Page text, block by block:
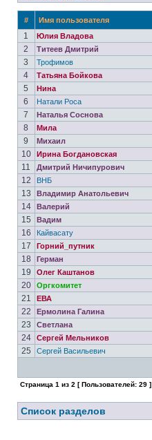
# Имя пользователя
1 Юлия Владова
2
Титеев Дмитрий
3
Трофимов
4
Татьяна Бойкова
5
Нина
6
Натали Роса
7
Наталья Соснова
8
Мила
9
Михаил
10
Ирина Богдановская
11
Дмитрий Ничипурович
12
ВНБ
13
Владимир Анатольевич
14
Валерий
15
Вадим
16
Кайвасату
17
Горний_путник
18
Герман
19
Олег Каштанов
20
Оргкомитет
21
ЕВА
22
Ермолина Галина
23
Светлана
24
Сергей Мельников
25
Сергей Васильевич
Страница 1 из 2 [ Пользователей: 29 ]
Список разделов